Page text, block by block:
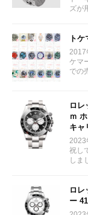
ズが
ト
2017
ケマ
での
ロレ
ｍ
キャ
2023
祝し
しま
ロレ
ー